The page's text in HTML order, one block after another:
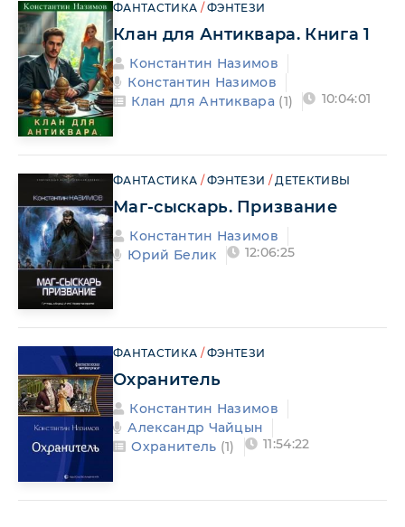
ФАНТАСТИКА /ФЭНТЕЗИ
Клан для Антиквара. Книга 1
Константин Назимов
Константин Назимов
Клан для Антиквара (1) 10:04:01
ФАНТАСТИКА /ФЭНТЕЗИ /ДЕТЕКТИВЫ
Маг-сыскарь. Призвание
Константин Назимов
Юрий Белик
12:06:25
ФАНТАСТИКА /ФЭНТЕЗИ
Охранитель
Константин Назимов
Александр Чайцын
Охранитель (1) 11:54:22